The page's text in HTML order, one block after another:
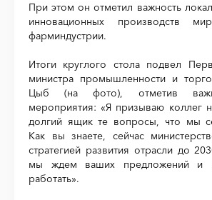
При этом он отметил важность
инновационных производств
фарминдустрии.
Итоги круглого стола подвел
министра промышленности и
Цыб (на фото), отметив
мероприятия: «Я призываю коллег
долгий ящик те вопросы, что мы
Как вы знаете, сейчас
стратегией развития отрасли до
мы ждем ваших предложений и
работать».